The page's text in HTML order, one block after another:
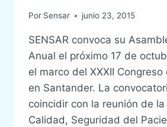
Por Sensar junio 23, 2015
SENSAR convoca su
Anual el próximo 17 de
el marco del XXXII Congreso
en Santander. La
coincidir con la reunión de
Calidad, Seguridad del